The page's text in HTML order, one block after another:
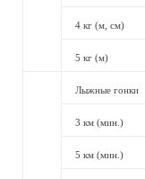
4 кг (м, см)
5 кг (м)
Лыжные гонки
3 км (мин.)
5 км (мин.)